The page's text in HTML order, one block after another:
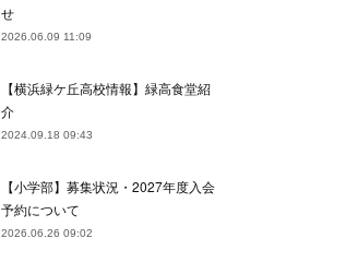
せ
2026.06.09 11:09
【横浜緑ケ丘高校情報】緑高食堂紹
介
2024.09.18 09:43
【小学部】募集状況・2027年度入会
予約について
2026.06.26 09:02